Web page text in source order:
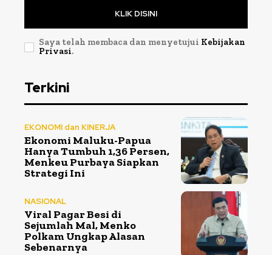
KLIK DISINI
Saya telah membaca dan menyetujui Kebijakan
Privasi.
Terkini
EKONOMI dan KINERJA
Ekonomi Maluku-Papua
Hanya Tumbuh 1,36 Persen,
Menkeu Purbaya Siapkan
Strategi Ini
NASIONAL
Viral Pagar Besi di
Sejumlah Mal, Menko
Polkam Ungkap Alasan
Sebenarnya